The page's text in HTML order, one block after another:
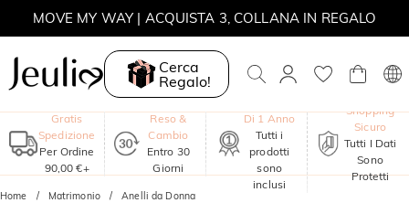
SALDI ESTIVI | -30% SUL 2° ARTICOLO | CODICE: SUMMER
MOVE MY WAY | ACQUISTA 3, COLLANA IN REGALO
Cerca
Regalo!
Gratis
Spedizione
Per Ordine
90,00 €+
Reso &
Cambio
Entro 30
Giorni
Di 1 Anno
Tutti i
prodotti
sono
inclusi
Shopping
Sicuro
Tutti I Dati
Sono
Protetti
Home Matrimonio Anelli da Donna